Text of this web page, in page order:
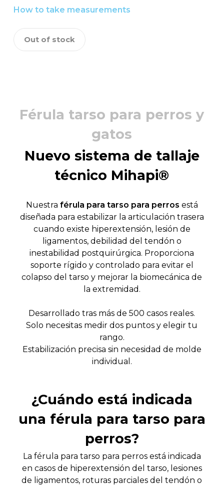
How to take measurements
Out of stock
Férula tarso para perros y
gatos
Nuevo sistema de tallaje
técnico Mihapi®
Nuestra férula para tarso para perros está
diseñada para estabilizar la articulación trasera
cuando existe hiperextensión, lesión de
ligamentos, debilidad del tendón o
inestabilidad postquirúrgica. Proporciona
soporte rígido y controlado para evitar el
colapso del tarso y mejorar la biomecánica de
la extremidad.
Desarrollado tras más de 500 casos reales.
Solo necesitas medir dos puntos y elegir tu
rango.
Estabilización precisa sin necesidad de molde
individual.
¿Cuándo está indicada
una férula para tarso para
perros?
La férula para tarso para perros está indicada
en casos de hiperextensión del tarso, lesiones
de ligamentos, roturas parciales del tendón o